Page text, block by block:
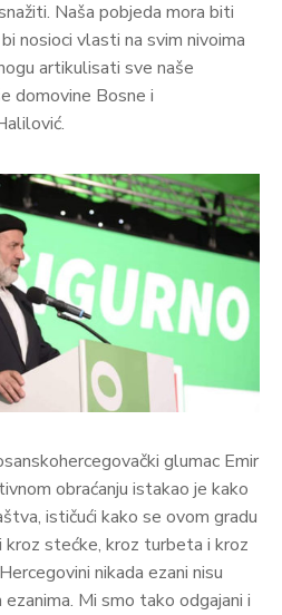
Naša pobjeda mora biti
nosioci vlasti na svim nivoima
artikulisati sve naše
domovine Bosne i
glumac Emir
obraćanju istakao je kako
ističući kako se ovom gradu
kroz stećke, kroz turbeta i kroz
nikada ezani nisu
Mi smo tako odgajani i